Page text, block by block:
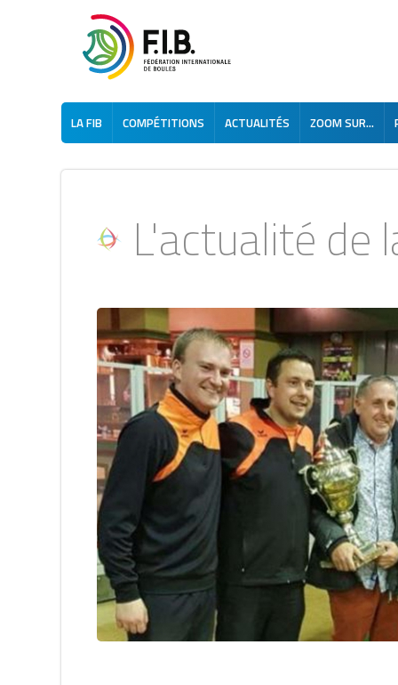
LA FIB COMPÉTITIONS ACTUALITÉS ZOOM SUR...
L'actualité de